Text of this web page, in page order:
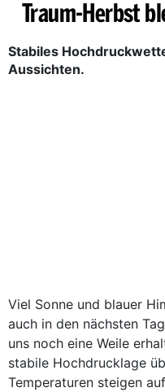
Traum-Herbst
Stabiles
Aussichten.
Viel Sonne und blauer
auch in den nächsten
uns noch eine Weile
stabile Hochdrucklage
Temperaturen steigen